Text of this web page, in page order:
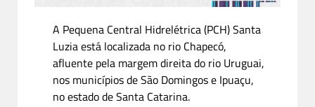
A Pequena Central Hidrelétrica (PCH) Santa
Luzia está localizada no rio Chapecó,
afluente pela margem direita do rio Uruguai,
nos municípios de São Domingos e Ipuaçu,
no estado de Santa Catarina.